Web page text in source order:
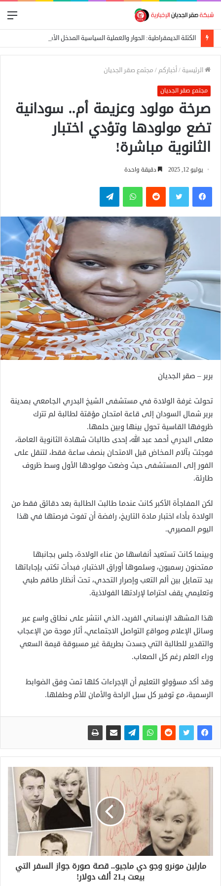
الرئيسية /أخباركم/ مجتمع صقر الجديان
مجتمع صقر الجديان
صرخة مولود وعزيمة أم.. سودانية
تضع مولودها وتؤدي اختبار
الثانوية مباشرة!
يوليو 12, 2025 دقيقة واحدة
فيسبوكتويتر واتساب تيلقرام
بربر – صقر الجديان
تحولت غرفة الولادة في مستشفى الشيخ البدري الجامعي بمدينة
بربر شمال السودان إلى قاعة امتحان مؤقتة لطالبة لم تترك
ظروفها القاسية تحول بينها وبين حلمها.
معلى البدري أحمد عبد الله، إحدى طالبات شهادة الثانوية العامة،
فوجئت بآلام المخاض قبل الامتحان بنصف ساعة فقط، لتنقل على
الفور إلى المستشفى حيث وضعت مولودها الأول وسط ظروف
طارئة.
لكن المفاجأة الأكبر كانت عندما طالبت الطالبة بعد دقائق فقط من
الولادة بأداء اختبار مادة التاريخ، رافضة أن تفوت فرصتها في هذا
اليوم المصيري.
وبينما كانت تستعيد أنفاسها من عناء الولادة، جلس بجانبها
ممتحنون رسميون، وسلموها أوراق الاختبار، فبدأت تكتب بإجاباتها
بيد تتمايل بين ألم التعب وإصرار التحدي، تحت أنظار طاقم طبي
وتعليمي يقف احتراما لإرادتها الفولاذية.
هذا المشهد الإنساني الفريد، الذي انتشر على نطاق واسع عبر
وسائل الإعلام ومواقع التواصل الاجتماعي، أثار موجة من الإعجاب
والتقدير للطالبة التي جسدت بطريقة غير مسبوقة قيمة السعي
وراء العلم رغم كل الصعاب.
وقد أكد مسؤولو التعليم أن الإجراءات كلها تمت وفق الضوابط
الرسمية، مع توفير كل سبل الراحة والأمان للأم وطفلها.
مارلين مونرو وجو دي ماجيو.. قصة صورة جواز السفر التي
بيعت بـ21 ألف دولار!